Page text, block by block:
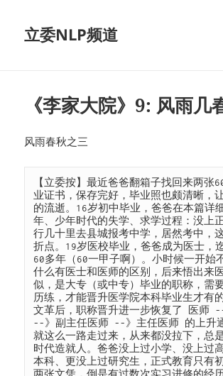
立委NLP频道
《李家大院》9: 风雨几
风雨春秋之三
【立委按】最近爸爸翻箱子找回来两张
业证书，保存完好，毕业照也颇清晰，
的流逝。16岁初中毕业，爸爸在本篇详
年、少年时代的失学、求学过程：没上
行几十里去县城报考中学，居然考中，
折点。19岁医校毕业，爸爸成为医士，
60多年（60一甲子啊）。小时候一开始
什么有医士和医师的区别，后来悟出来
似，是大专（或中专）毕业的职称，需
历练，才能晋升医学院本科毕业生才有
文革后，职称晋升进一步恢复了 医师
--》副主任医师 --》主任医师 的上升
就这么一路走过来，从来都没拉下，总
时代造就人。爸爸没上过小学、没上过
本科、更没上过研究生，正式教育只有